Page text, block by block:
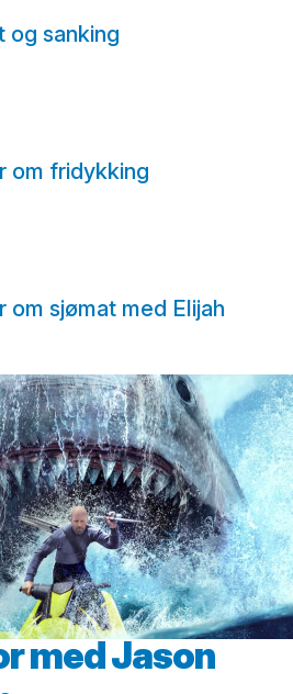
og sanking
om fridykking
om sjømat med Elijah
med Jason